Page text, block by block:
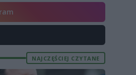
NAJCZĘŚCIEJ CZYTANE